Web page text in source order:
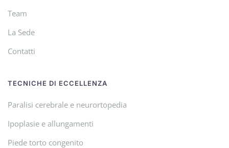
Team
La Sede
Contatti
TECNICHE DI ECCELLENZA
Paralisi cerebrale e neurortopedia
Ipoplasie e allungamenti
Piede torto congenito